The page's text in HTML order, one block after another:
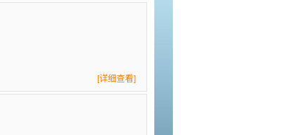
[详细查看]